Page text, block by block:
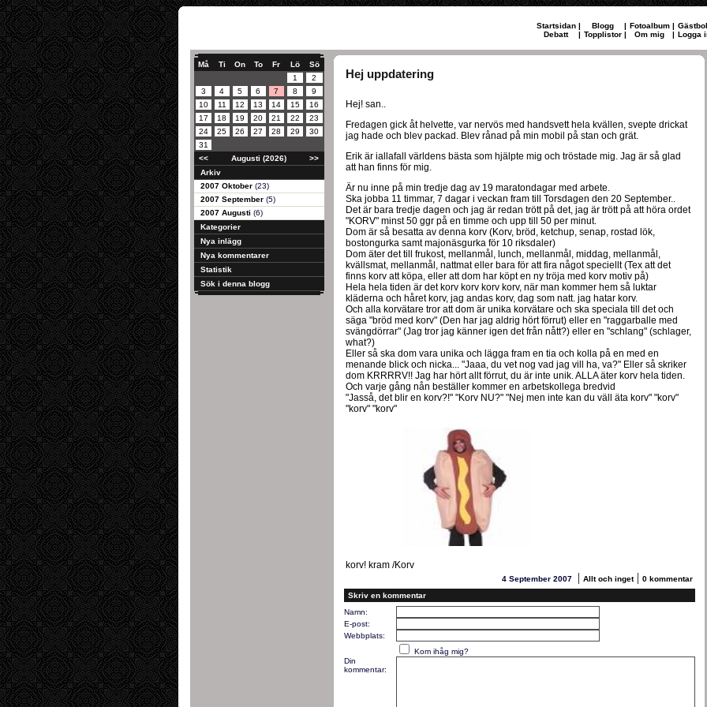
Startsidan | Blogg | Fotoalbum |
Debatt
| Topplistor | Om mig | Logga
Må Ti On To Fr Lö
Sö
1
2
3
4 5 6 7 8
9
10
11 12 13 14 15
16
17
18 19 20 21 22
23
24
25 26 27 28 29
30
31
<<
Augusti (2026)
>>
Arkiv
2007 Oktober (23)
2007 September (5)
2007 Augusti (6)
Kategorier
Nya inlägg
Nya kommentarer
Statistik
Sök i denna blogg
Hej uppdatering
Hej! san..
Fredagen gick åt helvette, var nervös med handsvett hela kvällen, svepte drickat
jag hade och blev packad. Blev rånad på min mobil på stan och grät.
Erik är iallafall världens bästa som hjälpte mig och tröstade mig. Jag är så glad
att han finns för mig.
Är nu inne på min tredje dag av 19 maratondagar med arbete.
Ska jobba 11 timmar, 7 dagar i veckan fram till Torsdagen den 20 September..
Det är bara tredje dagen och jag är redan trött på det, jag är trött på att höra ordet
"KORV" minst 50 ggr på en timme och upp till 50 per minut.
Dom är så besatta av denna korv (Korv, bröd, ketchup, senap, rostad lök,
bostongurka samt majonäsgurka för 10 riksdaler)
Dom äter det till frukost, mellanmål, lunch, mellanmål, middag, mellanmål,
kvällsmat, mellanmål, nattmat eller bara för att fira något speciellt (Tex att det
finns korv att köpa, eller att dom har köpt en ny tröja med korv motiv på)
Hela hela tiden är det korv korv korv korv, när man kommer hem så luktar
kläderna och håret korv, jag andas korv, dag som natt. jag hatar korv.
Och alla korvätare tror att dom är unika korvätare och ska speciala till det och
säga "bröd med korv" (Den har jag aldrig hört förrut) eller en "raggarballe med
svängdörrar" (Jag tror jag känner igen det från nått?) eller en "schlang" (schlager,
what?)
Eller så ska dom vara unika och lägga fram en tia och kolla på en med en
menande blick och nicka... "Jaaa, du vet nog vad jag vill ha, va?" Eller så skriker
dom KRRRRV!! Jag har hört allt förrut, du är inte unik. ALLA äter korv hela tiden.
Och varje gång nån beställer kommer en arbetskollega bredvid
"Jasså, det blir en korv?!" "Korv NU?" "Nej men inte kan du väll äta korv" "korv"
"korv" "korv"
korv! kram /Korv
4 September 2007 | Allt och inget| 0 kommentar
Skriv en kommentar
Namn:
E-post:
Webbplats:
Kom ihåg mig?
Din
kommentar: